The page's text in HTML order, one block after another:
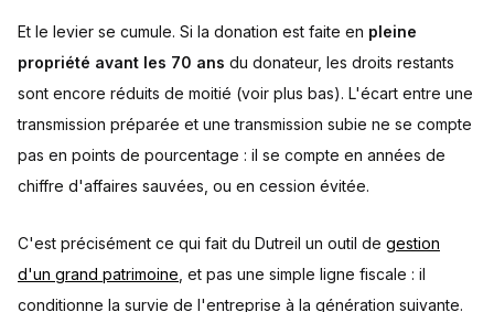
Et le levier se cumule. Si la donation est faite en pleine
propriété avant les 70 ans du donateur, les droits restants
sont encore réduits de moitié (voir plus bas). L'écart entre une
transmission préparée et une transmission subie ne se compte
pas en points de pourcentage : il se compte en années de
chiffre d'affaires sauvées, ou en cession évitée.
C'est précisément ce qui fait du Dutreil un outil de gestion
d'un grand patrimoine , et pas une simple ligne fiscale : il
conditionne la survie de l'entreprise à la génération suivante.